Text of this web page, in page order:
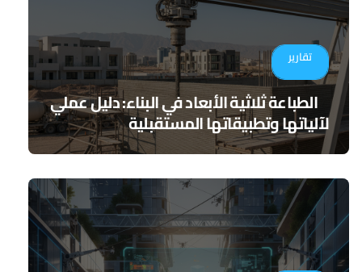
تقارير
الطباعة ثلاثية الأبعاد في البناء: دليل عملي
لآلياتها وتطبيقاتها المستقبلية